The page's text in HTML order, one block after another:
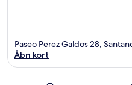
Paseo Perez Galdos 28,
Åbn kort